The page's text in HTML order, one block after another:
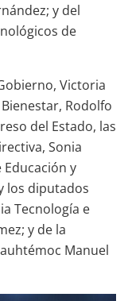
y del
de
Victoria
Rodolfo
del Estado, las
Sonia
Educación y
los diputados
Tecnología e
y de la
Manuel